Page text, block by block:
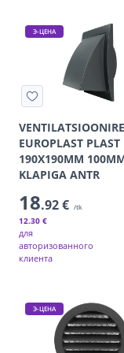
Э-ЦЕНА
EUROPLAST PLAST
190X190MM
KLAPIGA ANTR
18.92 € /tk
12.30 €
для
авторизованного
клиента
Э-ЦЕНА